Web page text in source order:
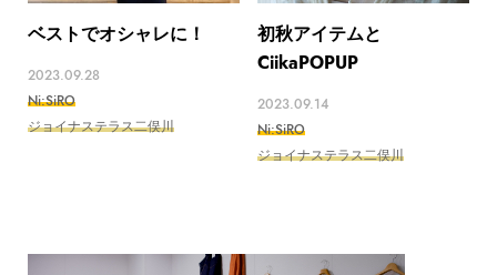
ベストでオシャレに！
2023.09.28
Ni:SiRO
ジョイナステラス二俣川
初秋アイテムと
CiikaPOPUP
2023.09.14
Ni:SiRO
ジョイナステラス二俣川